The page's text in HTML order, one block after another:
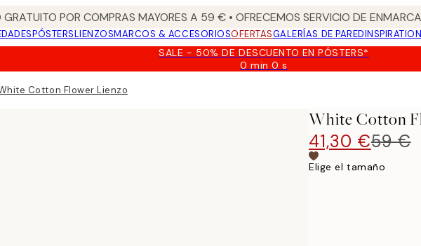
GRATUITO POR COMPRAS MAYORES A 59 € • OFRECEMOS SERVICIO DE
PÓSTERSLIENZOSMARCOS & ACCESORIOSOFERTASGALERÍAS DE PARED
SALE - 50% DE DESCUENTO EN PÓSTERS*
0 min0 s
Válido
Cotton Flower Lienzo
White Cotton
41,30 €59 €
Elige el tamaño